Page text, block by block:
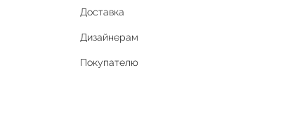
Доставка
Дизайнерам
Покупателю